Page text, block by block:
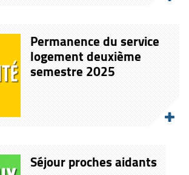
Permanence du service
logement deuxième
semestre 2025
Séjour proches aidants